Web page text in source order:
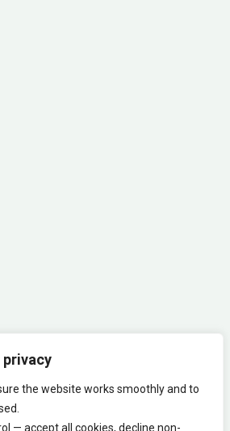
privacy
the website works smoothly and to
— accept all cookies, decline non-
Community!
Yoga Trainings 2026